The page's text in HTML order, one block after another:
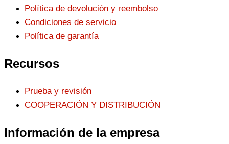
Política de devolución y reembolso
Condiciones de servicio
Política de garantía
Recursos
Prueba y revisión
COOPERACIÓN Y DISTRIBUCIÓN
Información de la empresa